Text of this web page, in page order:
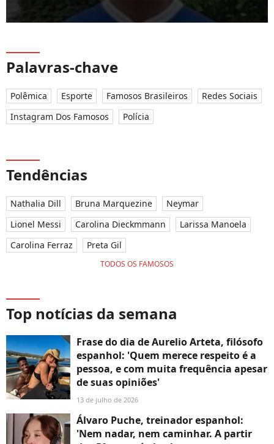
Palavras-chave
Polêmica Esporte Famosos Brasileiros
Redes Sociais
Instagram Dos Famosos
Polícia
Tendências
Nathalia Dill Bruna Marquezine
Neymar
Lionel Messi
Carolina Dieckmmann
Larissa Manoela
Carolina Ferraz
Preta Gil
TODOS OS FAMOSOS
Top notícias da semana
Frase do dia de Aurelio Arteta, filósofo
espanhol: 'Quem merece respeito é a
pessoa, e com muita frequência apesar
de suas opiniões'
13 de julho de 2026
Álvaro Puche, treinador espanhol:
'Nem nadar, nem caminhar. A partir